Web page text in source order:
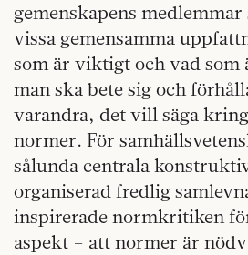
gemenskapens
vissa gemensamma
som är viktigt och vad som
man ska bete sig och
varandra, det vill säga
normer. För
sålunda centrala
organiserad fredlig
inspirerade normkritiken
aspekt – att normer är